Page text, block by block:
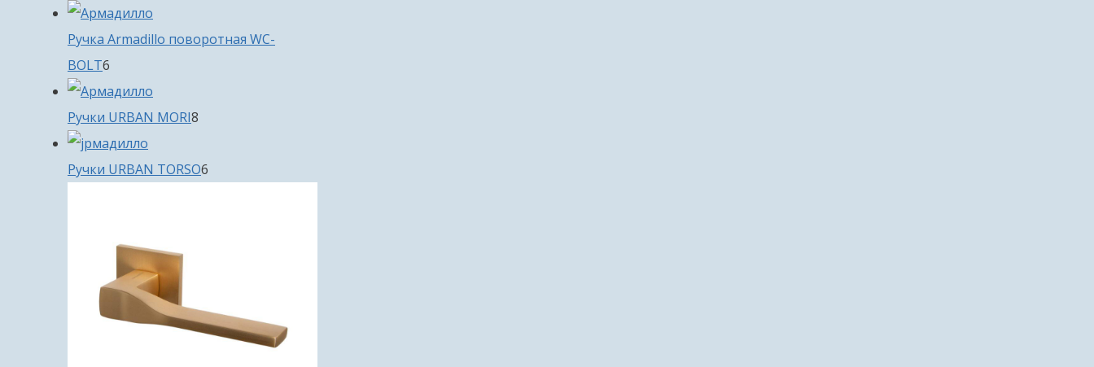
Ручка Armadillo поворотная WC-
BOLT6
товаров
Ручки URBAN MORI8
Ручки URBAN TORSO6